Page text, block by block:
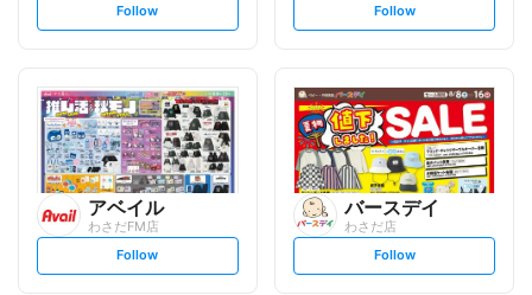
s
t
l
o
w
Follow
s
t
l
o
w
Follow
アベイル
わさだFM店
s
t
Follow
バースデイ
わさだ店
s
t
Follow